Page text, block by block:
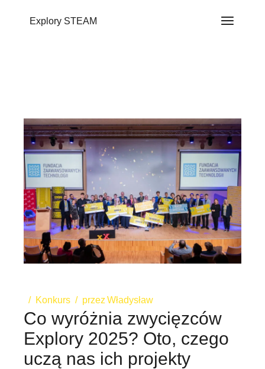
Explory STEAM
Konkurs przez Władysław
Co wyróżnia zwycięzców
Explory 2025? Oto, czego
uczą nas ich projekty